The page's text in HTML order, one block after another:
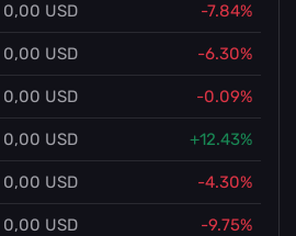
0,00 USD -7.84%
0,00 USD -6.30%
0,00 USD -0.09%
0,00 USD +12.43%
0,00 USD -4.30%
0,00 USD -9.75%